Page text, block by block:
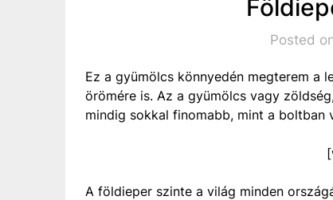
Posted
Ez a gyümölcs könnyedén megterem a
örömére is. Az a gyümölcs vagy
mindig sokkal finomabb, mint a boltban
A földieper szinte a világ minden